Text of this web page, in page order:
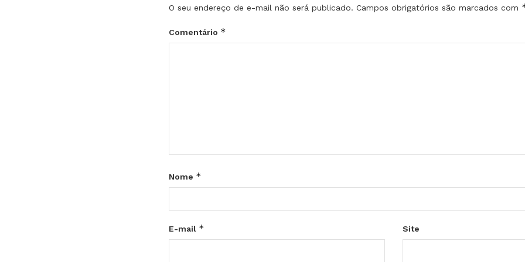
O seu endereço de e-mail não será publicado. Campos obrigatórios são marcados com
Comentário *
Nome *
E-mail * Site